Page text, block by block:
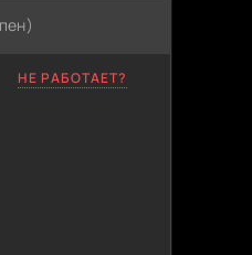
НЕ РАБОТАЕТ?